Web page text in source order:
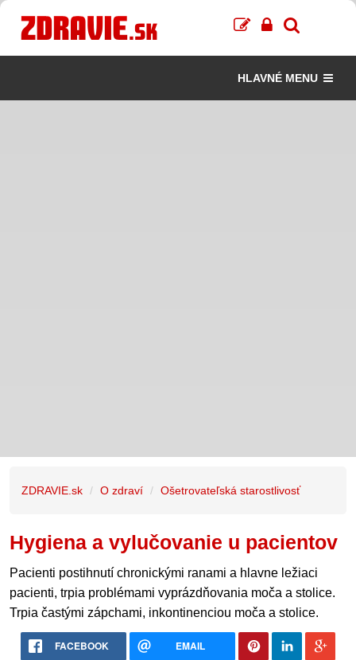
HLAVNÉ MENU
ZDRAVIE.sk O zdraví Ošetrovateľská starostlivosť
Hygiena a vylučovanie u pacientov
Pacienti postihnutí chronickými ranami a hlavne ležiaci
pacienti, trpia problémami vyprázdňovania moča a stolice.
Trpia častými zápchami, inkontinenciou moča a stolice.
FACEBOOK EMAIL